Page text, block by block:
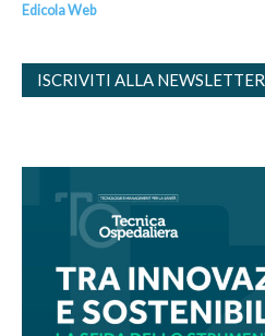
Edicola Web
ISCRIVITI ALLA NEWSLETTER